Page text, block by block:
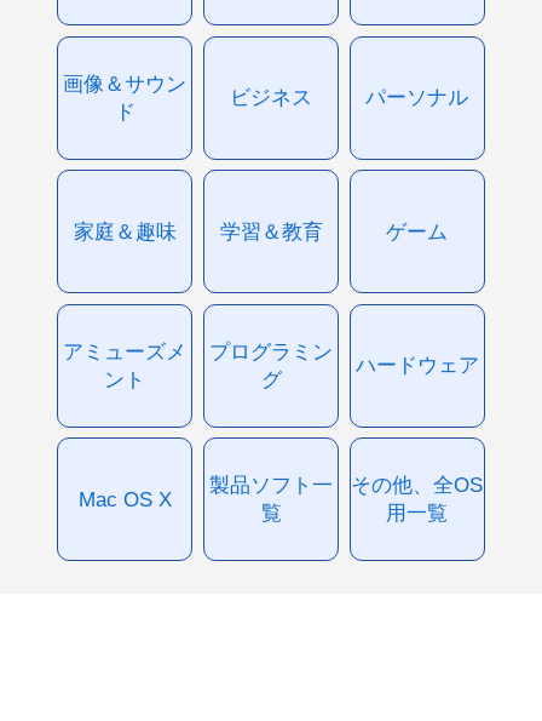
画像＆サウン
ド
ビジネス パーソナル
家庭＆趣味 学習＆教育 ゲーム
アミューズメ
ント
プログラミン
グ
ハードウェア
Mac OS X
製品ソフト一
覧
その他、全OS
用一覧